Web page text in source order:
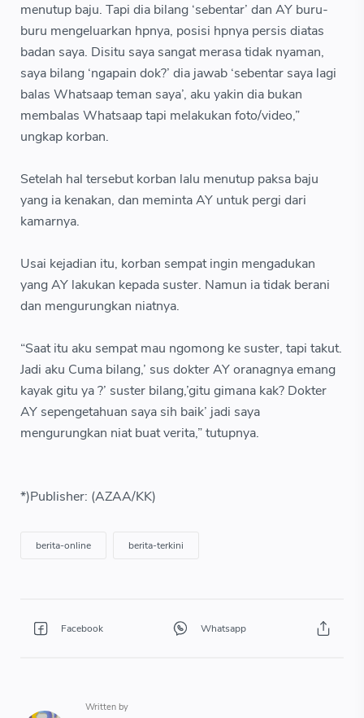
menutup baju. Tapi dia bilang ‘sebentar’ dan AY buru-
buru mengeluarkan hpnya, posisi hpnya persis diatas
badan saya. Disitu saya sangat merasa tidak nyaman,
saya bilang ‘ngapain dok?’ dia jawab ‘sebentar saya lagi
balas Whatsaap teman saya’, aku yakin dia bukan
membalas Whatsaap tapi melakukan foto/video,”
ungkap korban.
Setelah hal tersebut korban lalu menutup paksa baju
yang ia kenakan, dan meminta AY untuk pergi dari
kamarnya.
Usai kejadian itu, korban sempat ingin mengadukan
yang AY lakukan kepada suster. Namun ia tidak berani
dan mengurungkan niatnya.
“Saat itu aku sempat mau ngomong ke suster, tapi takut.
Jadi aku Cuma bilang,’ sus dokter AY oranagnya emang
kayak gitu ya ?’ suster bilang,’gitu gimana kak? Dokter
AY sepengetahuan saya sih baik’ jadi saya
mengurungkan niat buat verita,” tutupnya.
*)Publisher: (AZAA/KK)